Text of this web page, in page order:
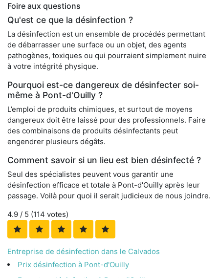
Foire aux questions
Qu'est ce que la désinfection ?
La désinfection est un ensemble de procédés permettant
de débarrasser une surface ou un objet, des agents
pathogènes, toxiques ou qui pourraient simplement nuire
à votre intégrité physique.
Pourquoi est-ce dangereux de désinfecter soi-
même à Pont-d'Ouilly ?
L’emploi de produits chimiques, et surtout de moyens
dangereux doit être laissé pour des professionnels. Faire
des combinaisons de produits désinfectants peut
engendrer plusieurs dégâts.
Comment savoir si un lieu est bien désinfecté ?
Seul des spécialistes peuvent vous garantir une
désinfection efficace et totale à Pont-d'Ouilly après leur
passage. Voilà pour quoi il serait judicieux de nous joindre.
4.9 / 5 (114 votes)
Entreprise de désinfection dans le Calvados
Prix désinfection à Pont-d'Ouilly